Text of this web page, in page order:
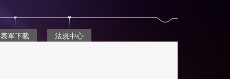
表單下載 法規中心